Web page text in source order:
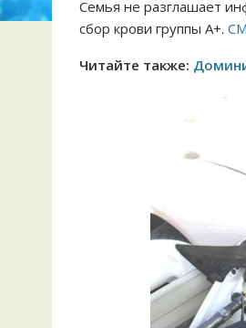
Семья не разглашает
сбор крови группы А+.
Читайте также: